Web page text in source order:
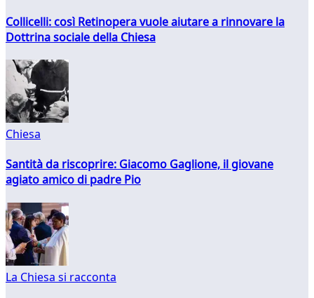
Collicelli: così Retinopera vuole aiutare a rinnovare la
Dottrina sociale della Chiesa
Chiesa
Santità da riscoprire: Giacomo Gaglione, il giovane
agiato amico di padre Pio
La Chiesa si racconta